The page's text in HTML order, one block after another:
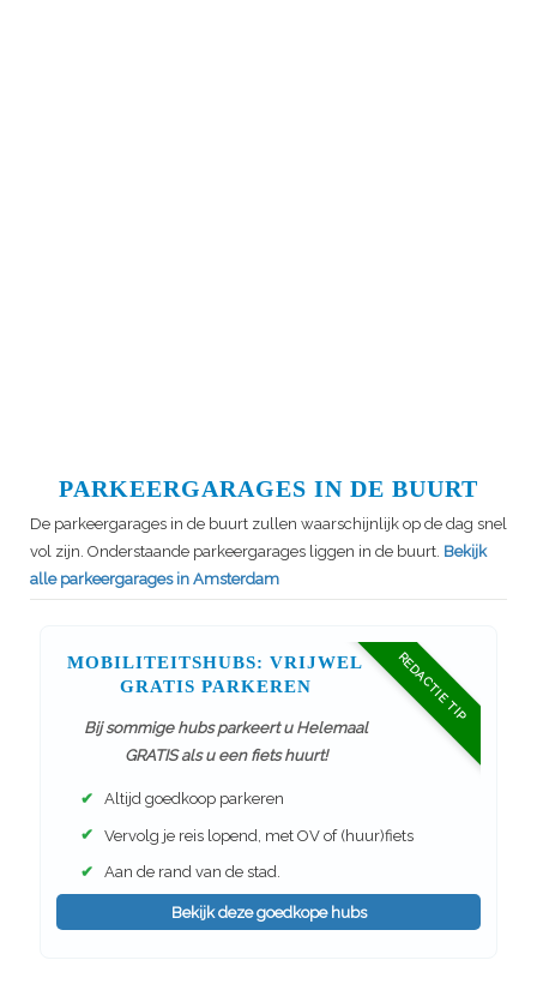
PARKEERGARAGES IN DE BUURT
De parkeergarages in de buurt zullen waarschijnlijk op de dag snel
vol zijn. Onderstaande parkeergarages liggen in de buurt. Bekijk
alle parkeergarages in Amsterdam
REDACTIE TIP
MOBILITEITSHUBS: VRIJWEL
GRATIS PARKEREN
Bij sommige hubs parkeert u Helemaal
GRATIS als u een fiets huurt!
✔ Altijd goedkoop parkeren
✔ Vervolg je reis lopend, met OV of (huur)fiets
✔ Aan de rand van de stad.
Bekijk deze goedkope hubs